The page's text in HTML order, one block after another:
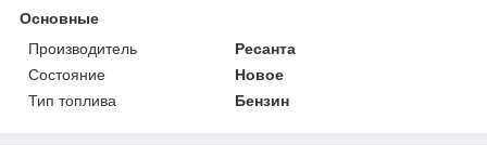
Основные
Производитель
Ресанта
Состояние
Новое
Тип топлива
Бензин